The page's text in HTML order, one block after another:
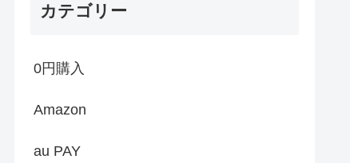
カテゴリー
0円購入
Amazon
au PAY